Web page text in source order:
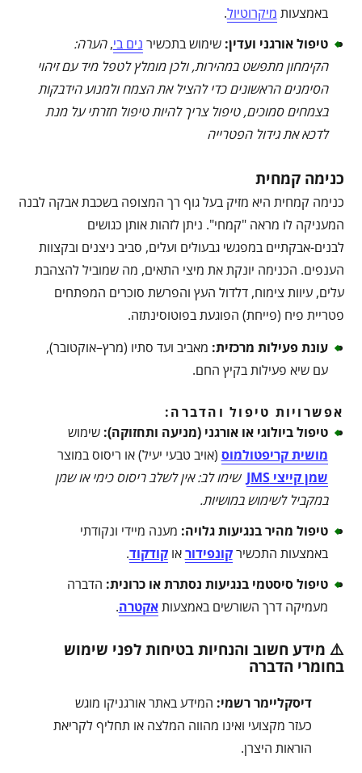
באמצעות מיקרוטיול.
טיפול אורגני ועדין: שימוש בתכשיר נים בי,הערה:
הקימחון מתפשט במהירות, ולכן מומלץ לטפל מיד עם זיהוי
הסימנים הראשונים כדי להציל את הצמח ולמנוע הידבקות
בצמחים סמוכים, טיפול צריך להיות טיפול חזרתי על מנת
לדכא את גידול הפטרייה
כנימה קמחית
כנימה קמחית היא מזיק בעל גוף רך המצופה בשכבת אבקה לבנה
המעניקה לו מראה "קמחי". ניתן לזהות אותן כגושים
לבנים-אבקתיים במפגשי גבעולים ועלים, סביב ניצנים ובקצוות
הענפים. הכנימה יונקת את מיצי התאים, מה שמוביל להצהבת
עלים, עיוות צימוח, דלדול העץ והפרשת סוכרים המפתחים
פטריית פיח (פייחת) הפוגעת בפוטוסינתזה.
עונת פעילות מרכזית: מאביב ועד סתיו (מרץ–אוקטובר),
עם שיא פעילות בקיץ החם.
אפשרויות טיפול והדברה:
טיפול ביולוגי או אורגני (מניעה ותחזוקה): שימוש
מושית קריפטולמוס (אויב טבעי יעיל) או ריסוס במוצר
שמן קייצי JMS
שימו לב: אין לשלב ריסוס כימי או שמן
במקביל לשימוש במושיות.
טיפול מהיר בנגיעות גלויה: מענה מיידי ונקודתי
באמצעות התכשירקונפידוראוקודקוד.
טיפול סיסטמי בנגיעות נסתרת או כרונית: הדברה
מעמיקה דרך השורשים באמצעותאקטרה.
⚠️ מידע חשוב והנחיות בטיחות לפני שימוש
בחומרי הדברה
דיסקליימר רשמי: המידע באתר אורגניקו מוגש
כעזר מקצועי ואינו מהווה המלצה או תחליף לקריאת
הוראות היצרן.